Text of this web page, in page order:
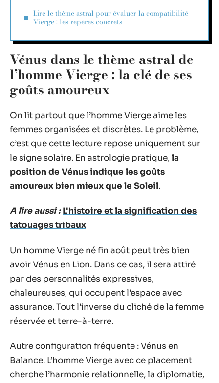
Lire le thème astral pour évaluer la compatibilité
Vierge : les repères concrets
Vénus dans le thème astral de
l’homme Vierge : la clé de ses
goûts amoureux
On lit partout que l’homme Vierge aime les
femmes organisées et discrètes. Le problème,
c’est que cette lecture repose uniquement sur
le signe solaire. En astrologie pratique,la
position de Vénus indique les goûts
amoureux bien mieux que le Soleil.
A lire aussi : L'histoire et la signification des
tatouages tribaux
Un homme Vierge né fin août peut très bien
avoir Vénus en Lion. Dans ce cas, il sera attiré
par des personnalités expressives,
chaleureuses, qui occupent l’espace avec
assurance. Tout l’inverse du cliché de la femme
réservée et terre-à-terre.
Autre configuration fréquente : Vénus en
Balance. L’homme Vierge avec ce placement
cherche l’harmonie relationnelle, la diplomatie,